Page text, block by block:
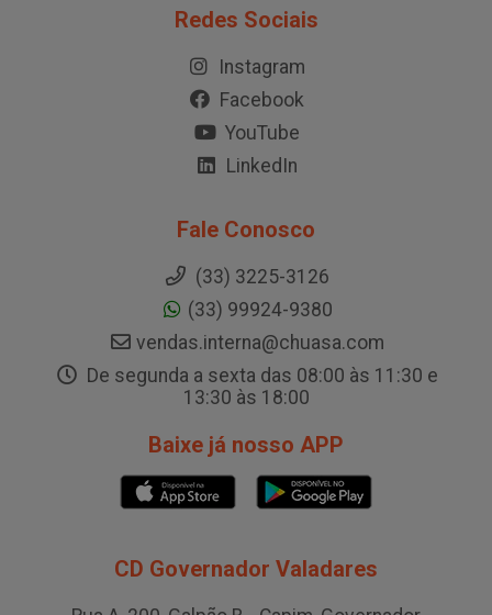
Redes Sociais
Instagram
Facebook
YouTube
LinkedIn
Fale Conosco
(33) 3225-3126
(33) 99924-9380
vendas.interna@chuasa.com
De segunda a sexta das 08:00 às 11:30 e
13:30 às 18:00
Baixe já nosso APP
CD Governador Valadares